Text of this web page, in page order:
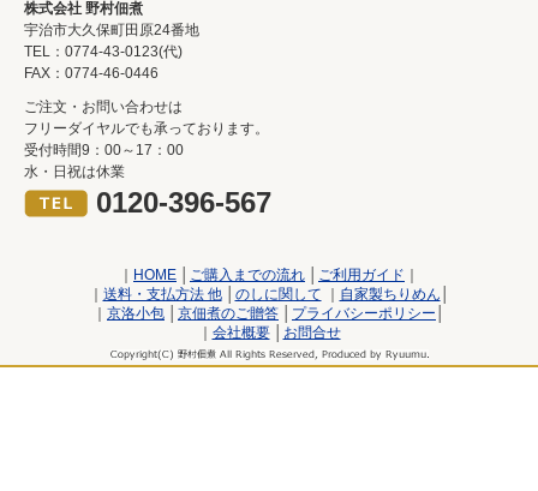
株式会社 野村佃煮
宇治市大久保町田原24番地
TEL：0774-43-0123(代)
FAX：0774-46-0446
ご注文・お問い合わせは
フリーダイヤルでも承っております。
受付時間9：00～17：00
水・日祝は休業
0120-396-567
HOME ご購入までの流れ ご利用ガイド
送料・支払方法 他 のしに関して 自家製ちりめん
京洛小包 京佃煮のご贈答 プライバシーポリシー
会社概要 お問合せ